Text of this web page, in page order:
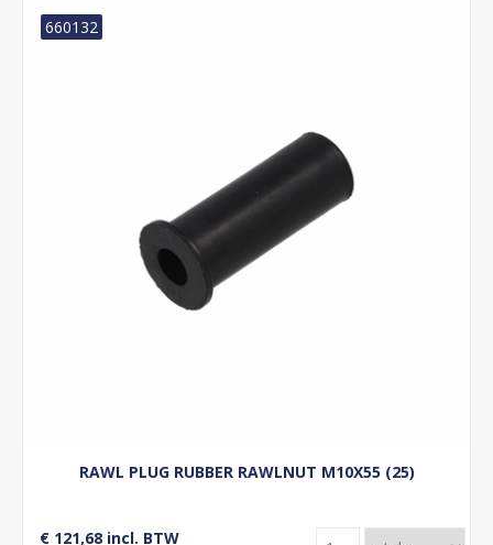
RAWL PLUG RUBBER RAWLNUT M10X55 (25)
660132
€ 121,68 incl. BTW